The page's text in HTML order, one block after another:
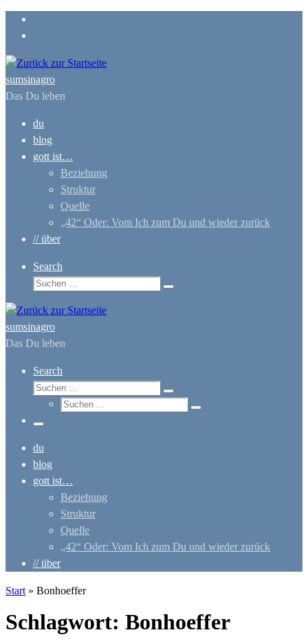
Zum
Inhalt
sumsinagro
Das Du leben
du
blog
gott ist…
Beziehung
Struktur
Quelle
„42“ Oder: Vom Ich zum Du und wieder zurück
// über
Search
Suche
Suchen …
sumsinagro
Das Du leben
Search
Suche
Suchen …
Suche
Suchen …
Menü
du
blog
gott ist…
Beziehung
Struktur
Quelle
„42“ Oder: Vom Ich zum Du und wieder zurück
// über
Start » Bonhoeffer
Schlagwort: Bonhoeffer